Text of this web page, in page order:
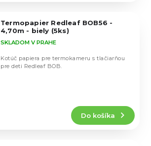
Termopapier Redleaf BOB56 -
4,70m - biely (5ks)
SKLADOM V PRAHE
Do košíka
Kotúč papiera pre termokameru s tlačiarňou
pre deti Redleaf BOB.